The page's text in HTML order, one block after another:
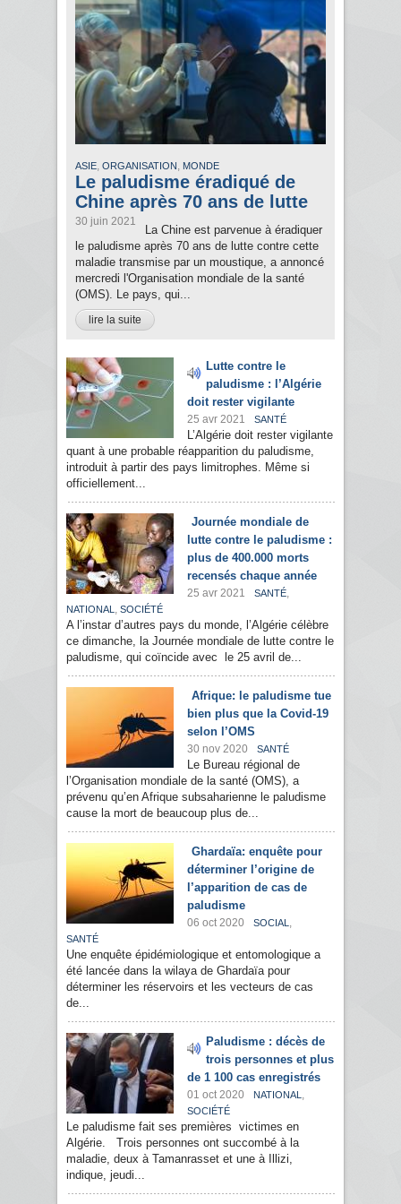
ASIE, ORGANISATION , MONDE
Le paludisme éradiqué de
Chine après 70 ans de lutte
30 juin 2021
La Chine est parvenue à éradiquer
le paludisme après 70 ans de lutte contre cette
maladie transmise par un moustique, a annoncé
mercredi l'Organisation mondiale de la santé
(OMS). Le pays, qui...
lire la suite
Lutte contre le
paludisme : l’Algérie
doit rester vigilante
25 avr 2021 SANTÉ
L’Algérie doit rester vigilante
quant à une probable réapparition du paludisme,
introduit à partir des pays limitrophes. Même si
officiellement...
Journée mondiale de
lutte contre le paludisme :
plus de 400.000 morts
recensés chaque année
25 avr 2021 SANTÉ,
NATIONAL , SOCIÉTÉ
A l’instar d’autres pays du monde, l’Algérie célèbre
ce dimanche, la Journée mondiale de lutte contre le
paludisme, qui coïncide avec le 25 avril de...
Afrique: le paludisme tue
bien plus que la Covid-19
selon l’OMS
30 nov 2020 SANTÉ
Le Bureau régional de
l’Organisation mondiale de la santé (OMS), a
prévenu qu’en Afrique subsaharienne le paludisme
cause la mort de beaucoup plus de...
Ghardaïa: enquête pour
déterminer l’origine de
l’apparition de cas de
paludisme
06 oct 2020 SOCIAL ,
SANTÉ
Une enquête épidémiologique et entomologique a
été lancée dans la wilaya de Ghardaïa pour
déterminer les réservoirs et les vecteurs de cas
de...
Paludisme : décès de
trois personnes et plus
de 1 100 cas enregistrés
01 oct 2020 NATIONAL ,
SOCIÉTÉ
Le paludisme fait ses premières victimes en
Algérie. Trois personnes ont succombé à la
maladie, deux à Tamanrasset et une à Illizi,
indique, jeudi...